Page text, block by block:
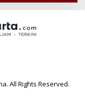
All Rights Reserved.